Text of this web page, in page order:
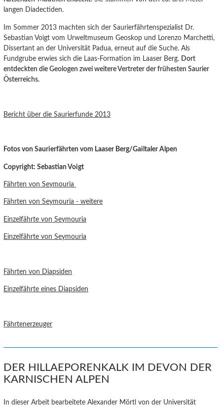
langen Diadectiden.
Im Sommer 2013 machten sich der Saurierfährtenspezialist Dr.
Sebastian Voigt vom Urweltmuseum Geoskop und Lorenzo Marchetti,
Dissertant an der Universität Padua, erneut auf die Suche. Als
Fundgrube erwies sich die Laas-Formation im Laaser Berg. Dort
entdeckten die Geologen zwei weitere Vertreter der frühesten Saurier
Österreichs.
Bericht über die Saurierfunde 2013
Fotos von Saurierfährten vom Laaser Berg/Gailtaler Alpen
Copyright: Sebastian Voigt
Fährten von Seymouria
Fährten von Seymouria - weitere
Einzelfährte von Seymouria
Einzelfährte von Seymouria
Fährten von Diapsiden
Einzelfährte eines Diapsiden
Fährtenerzeuger
DER HILLAEPORENKALK IM DEVON DER
KARNISCHEN ALPEN
In dieser Arbeit bearbeitete Alexander Mörtl von der Universität